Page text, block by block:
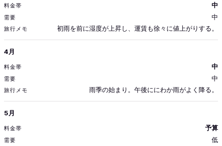
中
中
初雨を前に湿度が上昇し、運賃も徐々に値上がりする。
4月
中
中
雨季の始まり。午後ににわか雨がよく降る。
5月
予算
低